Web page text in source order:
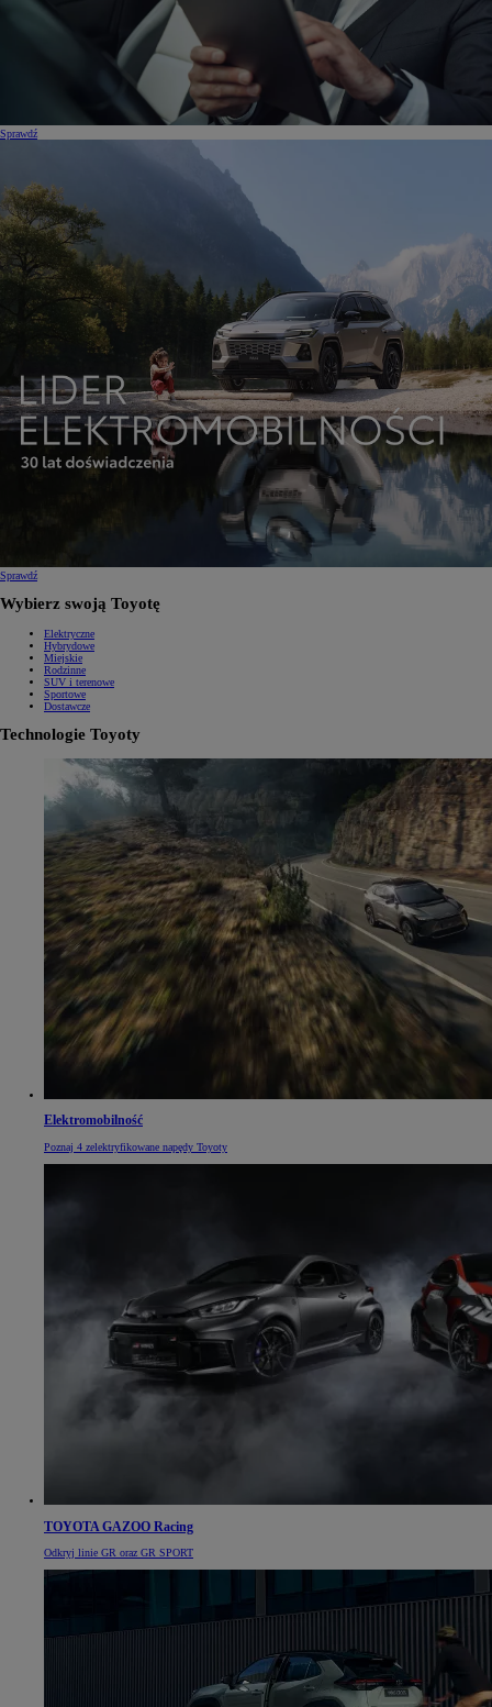
Sprawdź
Sprawdź
Wybierz swoją Toyotę
Elektryczne
Hybrydowe
Miejskie
Rodzinne
SUV i terenowe
Sportowe
Dostawcze
Technologie Toyoty
Elektromobilność
Poznaj 4 zelektryfikowane napędy Toyoty
TOYOTA GAZOO Racing
Odkryj linie GR oraz GR SPORT